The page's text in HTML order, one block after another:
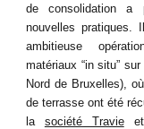
de consolidation a
nouvelles pratiques.
ambitieuse
matériaux “in situ” sur
Nord de Bruxelles),
de terrasse ont été
la société Travie et